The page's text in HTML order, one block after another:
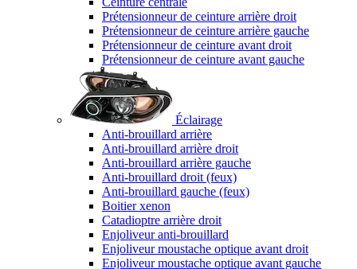
Prétensionneur de ceinture arrière droit
Prétensionneur de ceinture arrière gauche
Prétensionneur de ceinture avant droit
Prétensionneur de ceinture avant gauche
Éclairage
Anti-brouillard arrière
Anti-brouillard arrière droit
Anti-brouillard arrière gauche
Anti-brouillard droit (feux)
Anti-brouillard gauche (feux)
Boitier xenon
Catadioptre arrière droit
Enjoliveur anti-brouillard
Enjoliveur moustache optique avant droit
Enjoliveur moustache optique avant gauche